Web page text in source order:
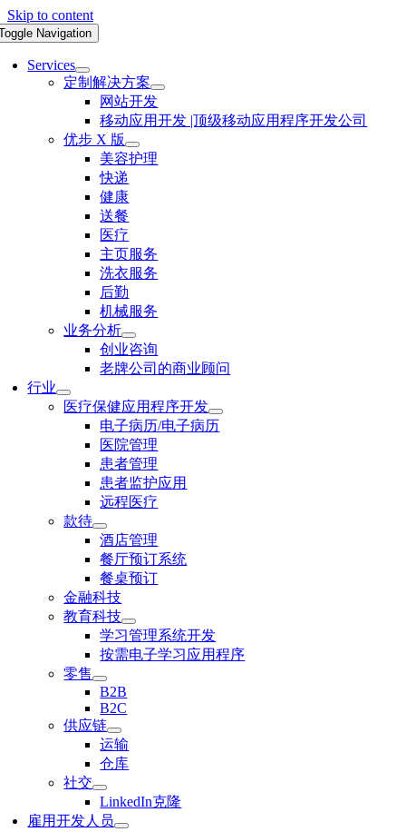
Skip to content
Navigation
Services
定制解决方案
网站开发
移动应用开发 |顶级移动应用程序开发公司
优步 X 版
美容护理
快递
健康
送餐
医疗
主页服务
洗衣服务
后勤
机械服务
业务分析
创业咨询
老牌公司的商业顾问
行业
医疗保健应用程序开发
电子病历/电子病历
医院管理
患者管理
患者监护应用
远程医疗
款待
酒店管理
餐厅预订系统
餐桌预订
金融科技
教育科技
学习管理系统开发
按需电子学习应用程序
零售
B2B
B2C
供应链
运输
仓库
社交
LinkedIn克隆
雇用开发人员